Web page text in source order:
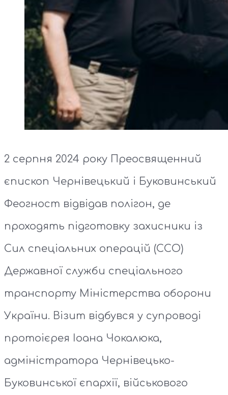
2 серпня 2024 року Преосвященний
єпископ Чернівецький і Буковинський
Феогност відвідав полігон, де
проходять підготовку захисники із
Сил спеціальних операцій (ССО)
Державної служби спеціального
транспорту Міністерства оборони
України. Візит відбувся у супроводі
протоієрея Іоана Чокалюка,
адміністратора Чернівецько-
Буковинської єпархії, військового